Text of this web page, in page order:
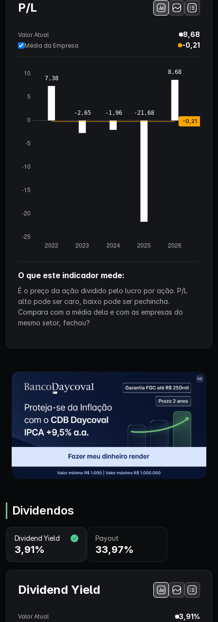
P/L
Valor Atual 8,68
Média da Empresa -0,21
O que este indicador mede:
É o preço da ação dividido pelo lucro por ação. P/L
alto pode ser caro, baixo pode ser pechincha.
Compara com a média dela e com as empresas do
mesmo setor, fechou?
Dividendos
Dividend Yield
3,91%
Payout
33,97%
Dividend Yield
Valor Atual 3,91%